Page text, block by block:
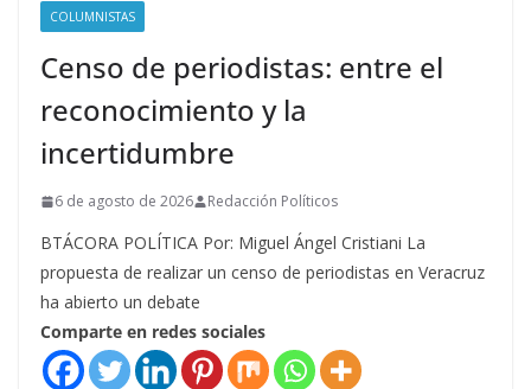
COLUMNISTAS
Censo de periodistas: entre el
reconocimiento y la
incertidumbre
6 de agosto de 2026 Redacción Políticos
BTÁCORA POLÍTICA Por: Miguel Ángel Cristiani La
propuesta de realizar un censo de periodistas en Veracruz
ha abierto un debate
Comparte en redes sociales